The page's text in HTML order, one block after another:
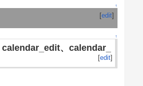
↑
[edit]
↑
、calendar_
[edit]